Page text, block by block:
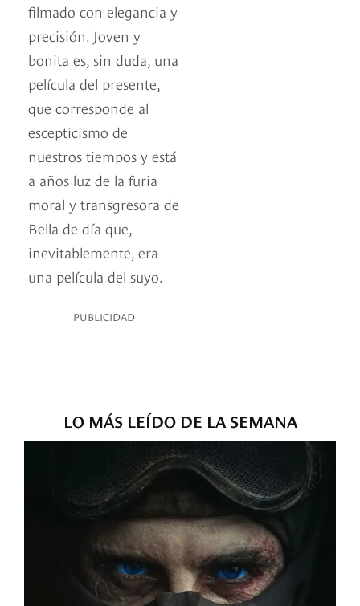
filmado con elegancia y
precisión. Joven y
bonita es, sin duda, una
película del presente,
que corresponde al
escepticismo de
nuestros tiempos y está
a años luz de la furia
moral y transgresora de
Bella de día que,
inevitablemente, era
una película del suyo.
PUBLICIDAD
LO MÁS LEÍDO DE LA SEMANA